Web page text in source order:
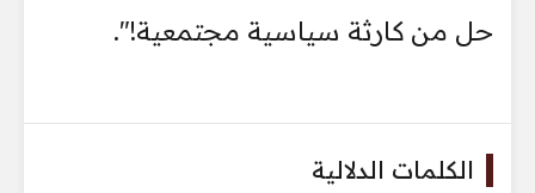
حل من كارثة سياسية مجتمعية!".
الكلمات الدلالية